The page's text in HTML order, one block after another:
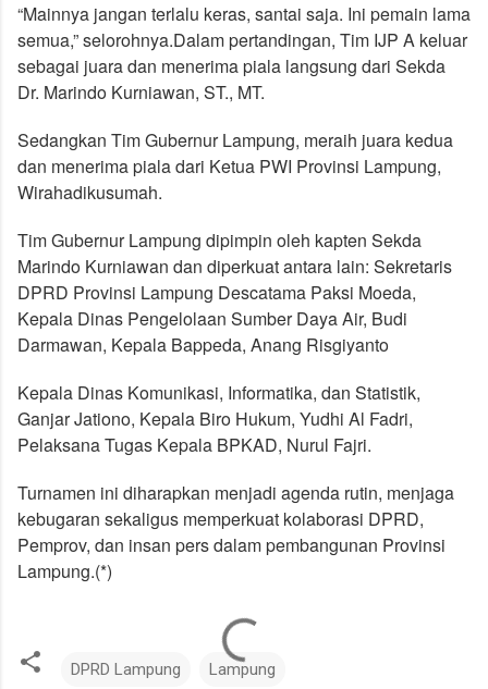
“Mainnya jangan terlalu keras, santai saja. Ini pemain lama
semua,” selorohnya.Dalam pertandingan, Tim IJP A keluar
sebagai juara dan menerima piala langsung dari Sekda
Dr. Marindo Kurniawan, ST., MT.
Sedangkan Tim Gubernur Lampung, meraih juara kedua
dan menerima piala dari Ketua PWI Provinsi Lampung,
Wirahadikusumah.
Tim Gubernur Lampung dipimpin oleh kapten Sekda
Marindo Kurniawan dan diperkuat antara lain: Sekretaris
DPRD Provinsi Lampung Descatama Paksi Moeda,
Kepala Dinas Pengelolaan Sumber Daya Air, Budi
Darmawan, Kepala Bappeda, Anang Risgiyanto
Kepala Dinas Komunikasi, Informatika, dan Statistik,
Ganjar Jationo, Kepala Biro Hukum, Yudhi Al Fadri,
Pelaksana Tugas Kepala BPKAD, Nurul Fajri.
Turnamen ini diharapkan menjadi agenda rutin, menjaga
kebugaran sekaligus memperkuat kolaborasi DPRD,
Pemprov, dan insan pers dalam pembangunan Provinsi
Lampung.(*)
DPRD Lampung Lampung